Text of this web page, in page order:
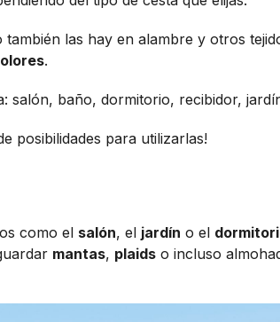
también las hay en alambre y otros
.
salón, baño, dormitorio, recibidor,
posibilidades para utilizarlas!
como el salón, el jardín o el
mantas, plaids o incluso